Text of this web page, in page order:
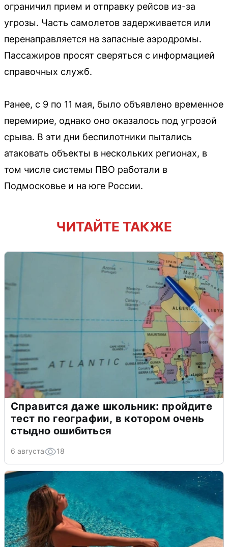
ограничил прием и отправку рейсов из-за
угрозы. Часть самолетов задерживается или
перенаправляется на запасные аэродромы.
Пассажиров просят сверяться с информацией
справочных служб.
Ранее, с 9 по 11 мая, было объявлено временное
перемирие, однако оно оказалось под угрозой
срыва. В эти дни беспилотники пытались
атаковать объекты в нескольких регионах, в
том числе системы ПВО работали в
Подмосковье и на юге России.
ЧИТАЙТЕ ТАКЖЕ
Справится даже школьник: пройдите
тест по географии, в котором очень
стыдно ошибиться
6 августа 18